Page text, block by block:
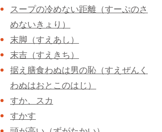
スープの冷めない距離（すーぷのさ
めないきょり）
末脚（すえあし）
末吉（すえきち）
据え膳食わぬは男の恥（すえぜんく
わぬはおとこのはじ）
すか、スカ
すかす